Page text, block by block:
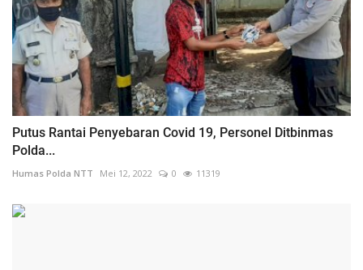
Putus Rantai Penyebaran Covid 19, Personel Ditbinmas
Polda...
Humas Polda NTT Mei 12, 2022 0 11319